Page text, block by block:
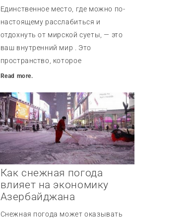
Единственное место, где можно по-
настоящему расслабиться и
отдохнуть от мирской суеты, — это
ваш внутренний мир . Это
пространство, которое
Read more.
Как снежная погода
влияет на экономику
Азербайджана
Снежная погода может оказывать